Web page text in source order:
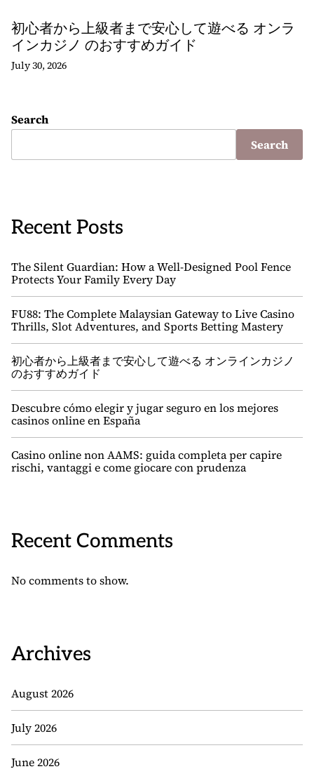
初心者から上級者まで安心して遊べる オンラ
インカジノ のおすすめガイド
July 30, 2026
Search
Search
Recent Posts
The Silent Guardian: How a Well-Designed Pool Fence
Protects Your Family Every Day
FU88: The Complete Malaysian Gateway to Live Casino
Thrills, Slot Adventures, and Sports Betting Mastery
初心者から上級者まで安心して遊べる オンラインカジノ
のおすすめガイド
Descubre cómo elegir y jugar seguro en los mejores
casinos online en España
Casino online non AAMS: guida completa per capire
rischi, vantaggi e come giocare con prudenza
Recent Comments
No comments to show.
Archives
August 2026
July 2026
June 2026